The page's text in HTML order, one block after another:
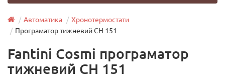
Автоматика
Хронотермостати
Програматор тижневий CH 151
Fantini Cosmi програматор
тижневий CH 151